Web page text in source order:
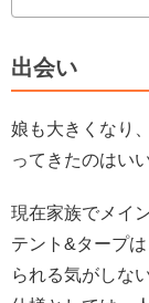
出会い
娘も大きくなり
ってきたのはい
現在家族でメイ
テント&タープ
られる気がしない